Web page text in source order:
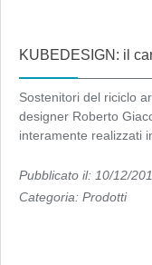
KUBEDESIGN: il
Sostenitori del riciclo
designer Roberto
interamente realizzati
Pubblicato il: 10/12/
Categoria: Prodotti